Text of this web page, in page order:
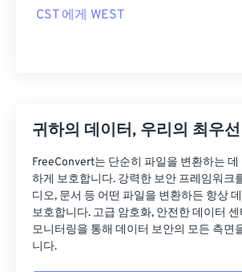
CST 에게 WEST
귀하의 데이터, 우리의 최우선
FreeConvert는 단순히 파일을 변환하는 데
하게 보호합니다. 강력한 보안 프레임워크
디오, 문서 등 어떤 파일을 변환하든 항상
보호합니다. 고급 암호화, 안전한 데이터
모니터링을 통해 데이터 보안의 모든 측면
니다.